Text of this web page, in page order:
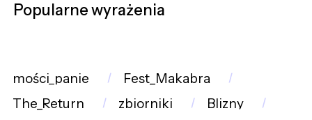
Popularne wyrażenia
mości_panie
Fest_Makabra
The_Return
zbiorniki
Blizny